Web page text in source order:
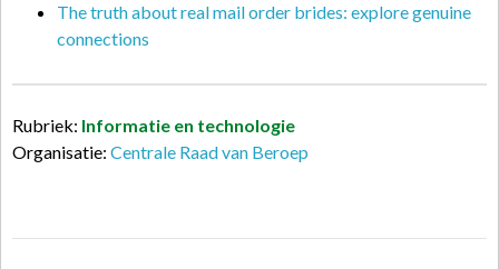
The truth about real mail order brides: explore genuine
connections
Rubriek: Informatie en technologie
Organisatie: Centrale Raad van Beroep